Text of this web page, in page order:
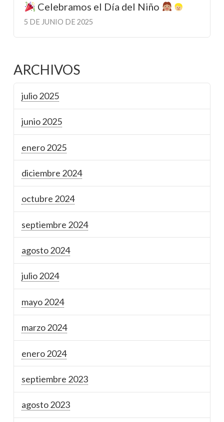
Celebramos el Día del Niño
5 DE JUNIO DE 2025
ARCHIVOS
julio 2025
junio 2025
enero 2025
diciembre 2024
octubre 2024
septiembre 2024
agosto 2024
julio 2024
mayo 2024
marzo 2024
enero 2024
septiembre 2023
agosto 2023